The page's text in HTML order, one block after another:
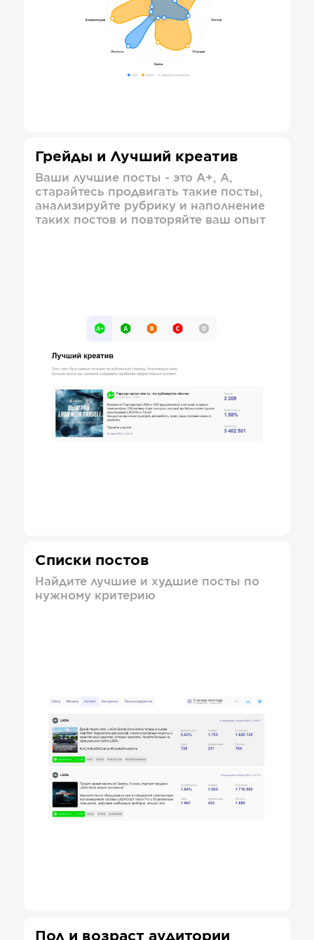
Грейды и Лучший креатив
Ваши лучшие посты - это А+, А,
старайтесь продвигать такие посты,
анализируйте рубрику и наполнение
таких постов и повторяйте ваш опыт
Списки постов
Найдите лучшие и худшие посты по
нужному критерию
Пол и возраст аудитории